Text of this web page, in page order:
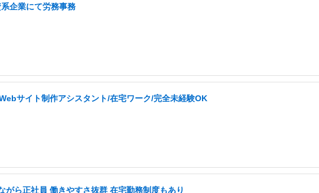
企業にて労務事務
サイト制作アシスタント/在宅ワーク/完全未経験OK
がら正社員 働きやすさ抜群 在宅勤務制度もあり